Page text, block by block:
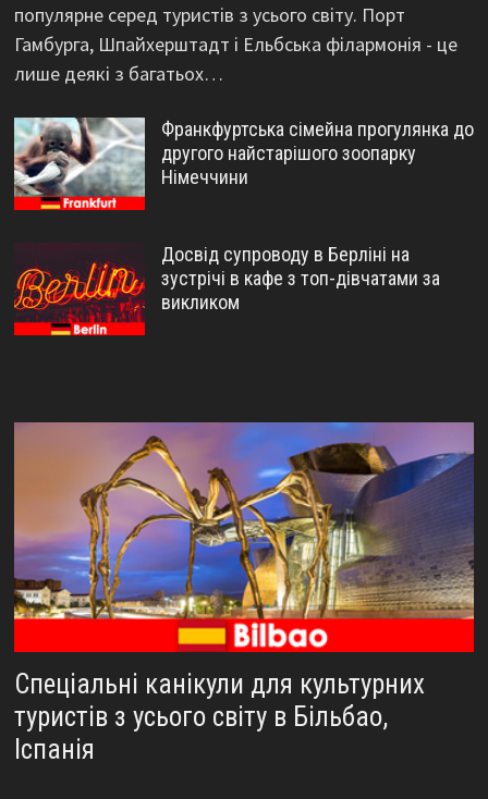
популярне серед туристів з усього світу. Порт
Гамбурга, Шпайхерштадт і Ельбська філармонія - це
лише деякі з багатьох…
Франкфуртська сімейна прогулянка до
другого найстарішого зоопарку
Німеччини
Досвід супроводу в Берліні на
зустрічі в кафе з топ-дівчатами за
викликом
Спеціальні канікули для культурних
туристів з усього світу в Більбао,
Іспанія